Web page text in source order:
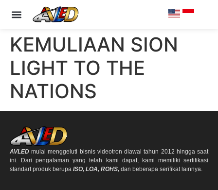
KEMULIAAN SION
LIGHT TO THE
NATIONS
AVLED mulai menggeluti bisnis videotron diawal tahun 2012 hingga saat
ini. Dari pengalaman yang telah kami dapat, kami memiliki sertifikasi
standart produk berupa ISO, LOA, ROHS, dan beberapa serifikat lainnya.